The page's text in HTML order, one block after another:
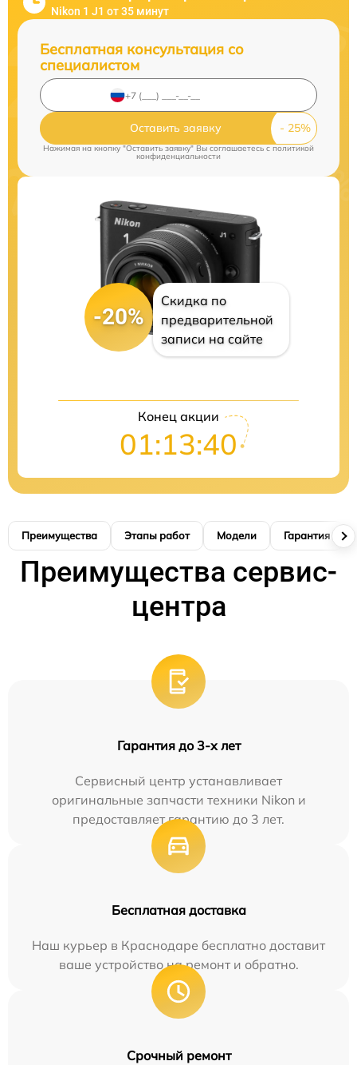
Nikon 1 J1 от 35 минут
Бесплатная консультация со
специалистом
Оставить заявку
Нажимая на кнопку "Оставить заявку" Вы соглашаетесь cполитикой
конфиденциальности
-20%
Скидка по
предварительной
записи на сайте
Конец акции
01:13:39
Преимущества Этапы работ Модели Гарантия
Преимущества сервис-
центра
Гарантия до 3-х лет
Сервисный центр устанавливает
оригинальные запчасти техники Nikon и
предоставляет гарантию до 3 лет.
Бесплатная доставка
Наш курьер в Краснодаре бесплатно доставит
ваше устройство на ремонт и обратно.
Срочный ремонт